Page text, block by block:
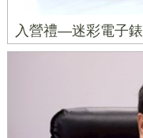
入營禮—迷彩電子錶